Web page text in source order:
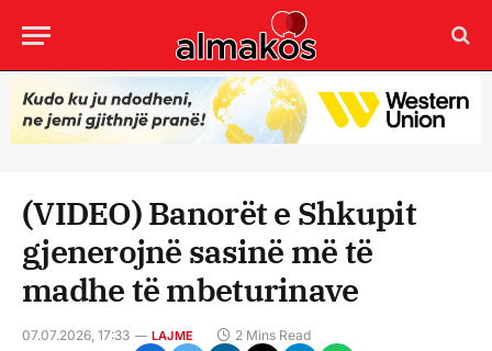
(VIDEO) Banorët e Shkupit
gjenerojnë sasinë më të
madhe të mbeturinave
07.07.2026, 17:33 LAJME 2 Mins Read